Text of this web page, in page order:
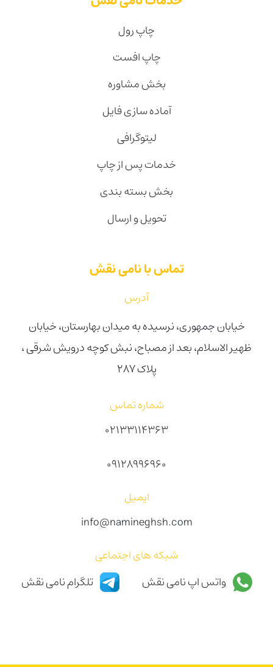
چاپ رول
چاپ افست
بخش مشاوره
آماده سازی فایل
لیتوگرافی
خدمات پس از چاپ
بخش بسته بندی
تحویل و ارسال
تماس با نامی نقش
آدرس
خیابان جمهوری، نرسیده به میدان بهارستان، خیابان
ظهیر الاسلام، بعد از مصباح، نبش کوچه درویش شرقی ،
پلاک ۲۸۷
شماره تماس
02133114363
09128996960
ایمیل
info@namineghsh.com
شبکه های اجتماعی
واتس اپ نامی نقش
تلگرام نامی نقش